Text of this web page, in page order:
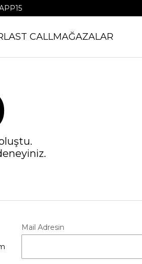
LAST CALLMAĞAZALAR
Mail Adresin